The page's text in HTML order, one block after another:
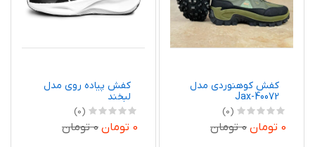
کفش کوهنوردی مدل
Jax-40072
(0)
0 تومان 0 تومان
کفش پیاده روی مدل
لبخند
(0)
0 تومان 0 تومان